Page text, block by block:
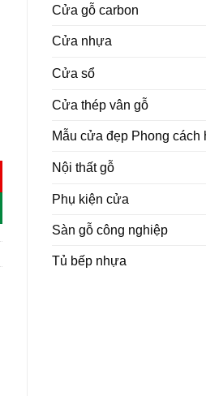
Cửa gỗ carbon
Cửa nhựa
Cửa sổ
Cửa thép vân gỗ
Mẫu cửa đẹp Phong cách
Nội thất gỗ
Phụ kiện cửa
Sàn gỗ công nghiệp
Tủ bếp nhựa